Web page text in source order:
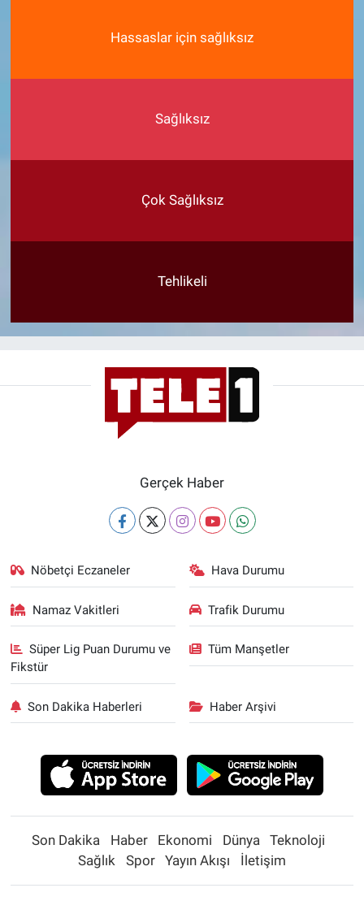
Hassaslar için sağlıksız
Sağlıksız
Çok Sağlıksız
Tehlikeli
Gerçek Haber
Nöbetçi Eczaneler Hava Durumu
Namaz Vakitleri Trafik Durumu
Süper Lig Puan Durumu ve
Fikstür
Tüm Manşetler
Son Dakika Haberleri Haber Arşivi
Son Dakika Haber Ekonomi Dünya
Teknoloji
Sağlık
Spor Yayın Akışı İletişim